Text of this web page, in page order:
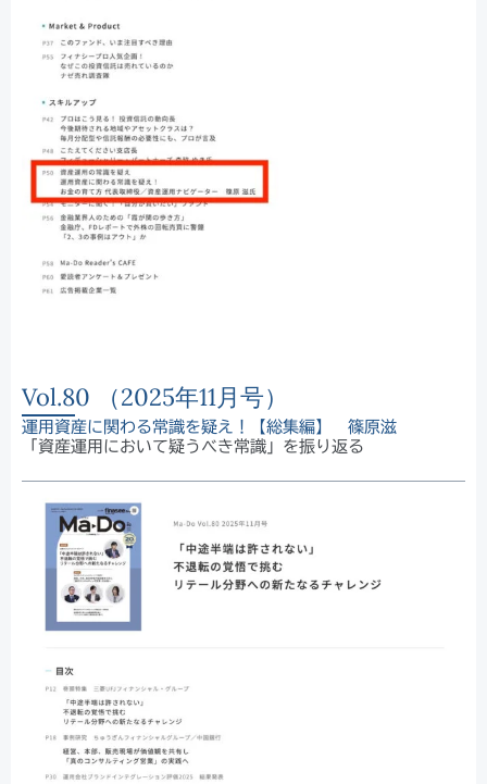
Vol.80 （2025年11月号）
運用資産に関わる常識を疑え！【総集編】 篠原滋
「資産運用において疑うべき常識」を振り返る